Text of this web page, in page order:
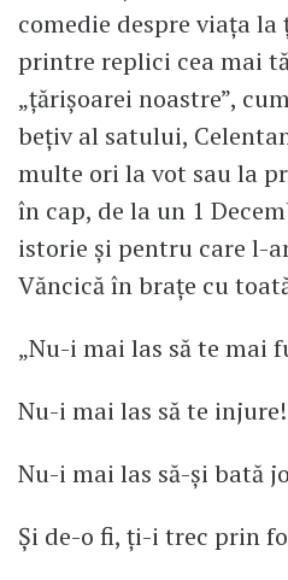
comedie despre viața
printre replici cea mai
„țărișoarei noastre”,
bețiv al satului,
multe ori la vot sau la
în cap, de la un 1
istorie și pentru care l-
Văncică în brațe cu
„Nu-i mai las să te mai
Nu-i mai las să te injure!
Nu-i mai las să-și bată
Și de-o fi, ți-i trec prin